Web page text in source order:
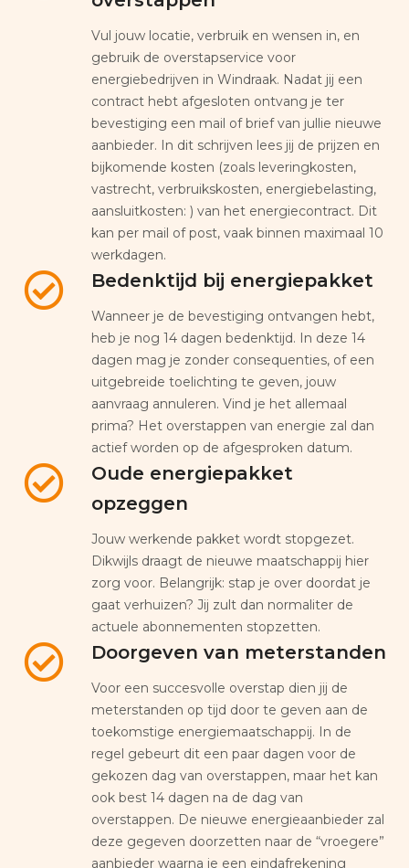
Vul jouw locatie, verbruik en wensen in, en
gebruik de overstapservice voor
energiebedrijven in Windraak. Nadat jij een
contract hebt afgesloten ontvang je ter
bevestiging een mail of brief van jullie nieuwe
aanbieder. In dit schrijven lees jij de prijzen en
bijkomende kosten (zoals leveringkosten,
vastrecht, verbruikskosten, energiebelasting,
aansluitkosten: ) van het energiecontract. Dit
kan per mail of post, vaak binnen maximaal 10
werkdagen.
Bedenktijd bij energiepakket
Wanneer je de bevestiging ontvangen hebt,
heb je nog 14 dagen bedenktijd. In deze 14
dagen mag je zonder consequenties, of een
uitgebreide toelichting te geven, jouw
aanvraag annuleren. Vind je het allemaal
prima? Het overstappen van energie zal dan
actief worden op de afgesproken datum.
Oude energiepakket
opzeggen
Jouw werkende pakket wordt stopgezet.
Dikwijls draagt de nieuwe maatschappij hier
zorg voor. Belangrijk: stap je over doordat je
gaat verhuizen? Jij zult dan normaliter de
actuele abonnementen stopzetten.
Doorgeven van meterstanden
Voor een succesvolle overstap dien jij de
meterstanden op tijd door te geven aan de
toekomstige energiemaatschappij. In de
regel gebeurt dit een paar dagen voor de
gekozen dag van overstappen, maar het kan
ook best 14 dagen na de dag van
overstappen. De nieuwe energieaanbieder zal
deze gegeven doorzetten naar de “vroegere”
aanbieder waarna je een eindafrekening